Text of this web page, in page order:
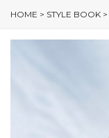
HOME > STYLE BOOK >